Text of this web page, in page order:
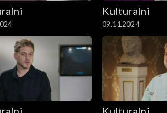
Kulturalni
09.11.2024